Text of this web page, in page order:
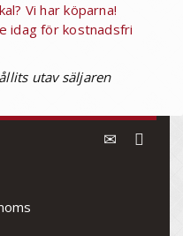
Vi har köparna!
idag för kostnadsfri
utav säljaren